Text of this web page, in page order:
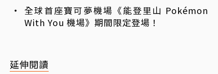
全球首座寶可夢機場《能登里山 Pokémon
With You 機場》期間限定登場！
延伸閱讀